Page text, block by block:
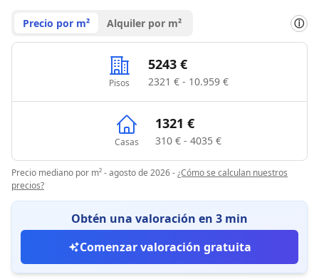
Precio por m² Alquiler por m² ⓘ
Pisos
5243 €
2321 € - 10.959 €
Casas
1321 €
310 € - 4035 €
Precio mediano por m² - agosto de 2026-¿Cómo se calculan nuestros
precios?
Obtén una valoración en 3 min
Comenzar valoración gratuita